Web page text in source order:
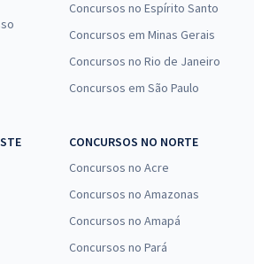
Concursos no Espírito Santo
Concursos em Minas Gerais
Concursos no Rio de Janeiro
Concursos em São Paulo
CONCURSOS NO NORTE
Concursos no Acre
Concursos no Amazonas
Concursos no Amapá
Concursos no Pará